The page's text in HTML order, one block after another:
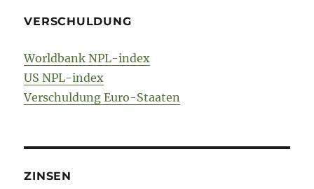
VERSCHULDUNG
Worldbank NPL-index
US NPL-index
Verschuldung Euro-Staaten
ZINSEN